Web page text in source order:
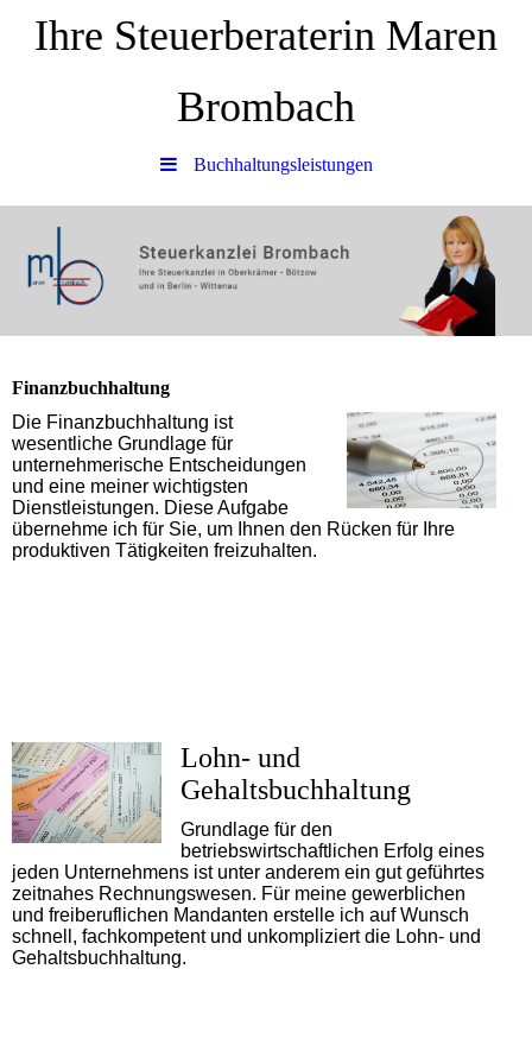
Ihre Steuerberaterin Maren
Brombach
Buchhaltungsleistungen
Finanzbuchhaltung
Die Finanzbuchhaltung ist
wesentliche Grundlage für
unternehmerische Entscheidungen
und eine meiner wichtigsten
Dienstleistungen. Diese Aufgabe
übernehme ich für Sie, um Ihnen den Rücken für Ihre
produktiven Tätigkeiten freizuhalten.
Lohn- und
Gehaltsbuchhaltung
Grundlage für den
betriebswirtschaftlichen Erfolg eines
jeden Unternehmens ist unter anderem ein gut geführtes
zeitnahes Rechnungswesen. Für meine gewerblichen
und freiberuflichen Mandanten erstelle ich auf Wunsch
schnell, fachkompetent und unkompliziert die Lohn- und
Gehaltsbuchhaltung.